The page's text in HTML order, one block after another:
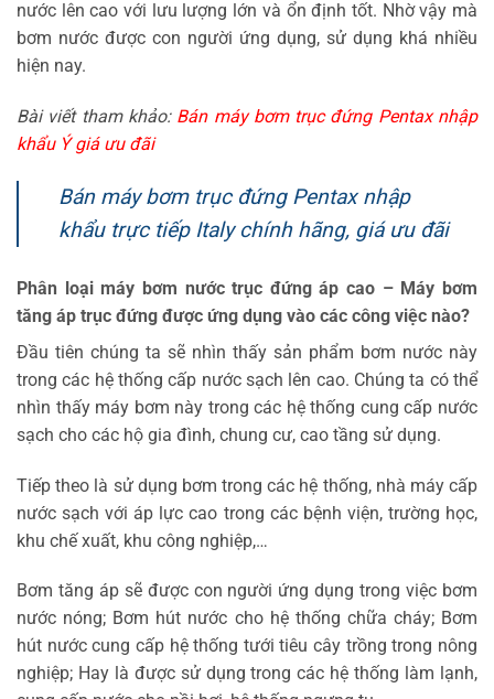
nước lên cao với lưu lượng lớn và ổn định tốt. Nhờ vậy mà
bơm nước được con người ứng dụng, sử dụng khá nhiều
hiện nay.
Bài viết tham khảo: Bán máy bơm trục đứng Pentax nhập
khẩu Ý giá ưu đãi
Bán máy bơm trục đứng Pentax nhập
khẩu trực tiếp Italy chính hãng, giá ưu đãi
Phân loại máy bơm nước trục đứng áp cao – Máy bơm
tăng áp trục đứng được ứng dụng vào các công việc nào?
Đầu tiên chúng ta sẽ nhìn thấy sản phẩm bơm nước này
trong các hệ thống cấp nước sạch lên cao. Chúng ta có thể
nhìn thấy máy bơm này trong các hệ thống cung cấp nước
sạch cho các hộ gia đình, chung cư, cao tầng sử dụng.
Tiếp theo là sử dụng bơm trong các hệ thống, nhà máy cấp
nước sạch với áp lực cao trong các bệnh viện, trường học,
khu chế xuất, khu công nghiệp,…
Bơm tăng áp sẽ được con người ứng dụng trong việc bơm
nước nóng; Bơm hút nước cho hệ thống chữa cháy; Bơm
hút nước cung cấp hệ thống tưới tiêu cây trồng trong nông
nghiệp; Hay là được sử dụng trong các hệ thống làm lạnh,